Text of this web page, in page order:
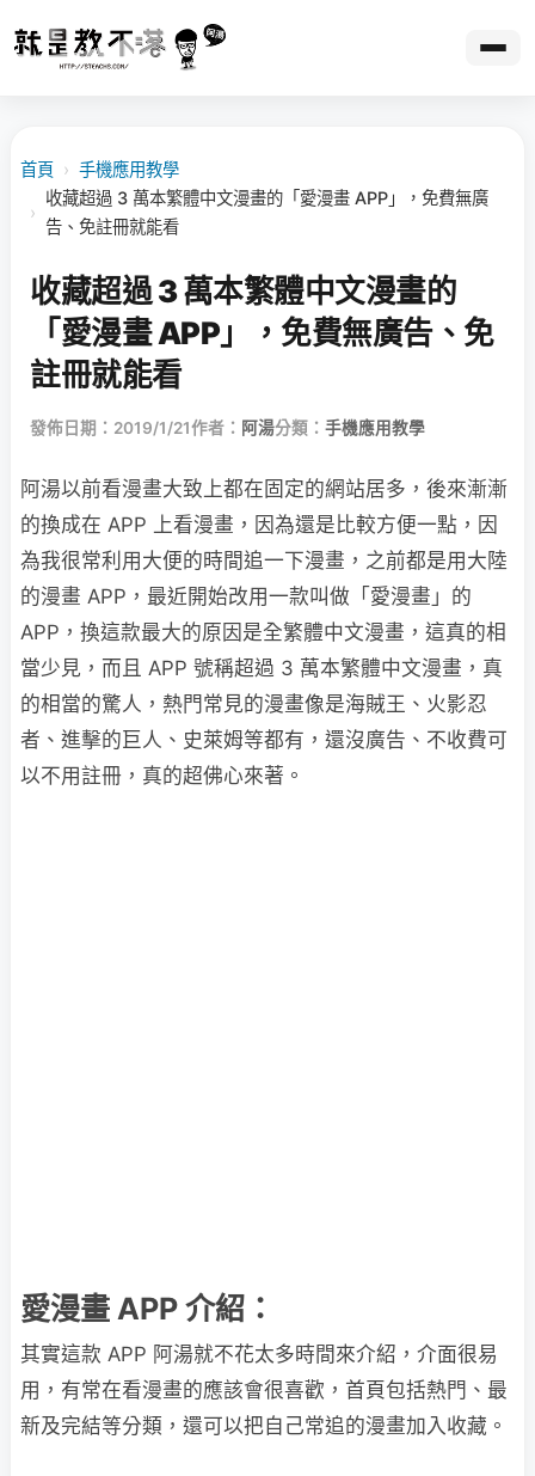
首頁 › 手機應用教學
›
收藏超過 3 萬本繁體中文漫畫的「愛漫畫 APP」，免費無廣
告、免註冊就能看
收藏超過 3 萬本繁體中文漫畫的
「愛漫畫 APP」，免費無廣告、免
註冊就能看
發佈日期：2019/1/21作者： 阿湯分類： 手機應用教學
阿湯以前看漫畫大致上都在固定的網站居多，後來漸漸
的換成在 APP 上看漫畫，因為還是比較方便一點，因
為我很常利用大便的時間追一下漫畫，之前都是用大陸
的漫畫 APP，最近開始改用一款叫做「愛漫畫」的
APP，換這款最大的原因是全繁體中文漫畫，這真的相
當少見，而且 APP 號稱超過 3 萬本繁體中文漫畫，真
的相當的驚人，熱門常見的漫畫像是海賊王、火影忍
者、進擊的巨人、史萊姆等都有，還沒廣告、不收費可
以不用註冊，真的超佛心來著。
愛漫畫 APP 介紹：
其實這款 APP 阿湯就不花太多時間來介紹，介面很易
用，有常在看漫畫的應該會很喜歡，首頁包括熱門、最
新及完結等分類，還可以把自己常追的漫畫加入收藏。